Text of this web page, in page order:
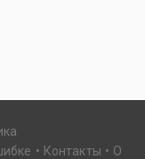
Контакты
О